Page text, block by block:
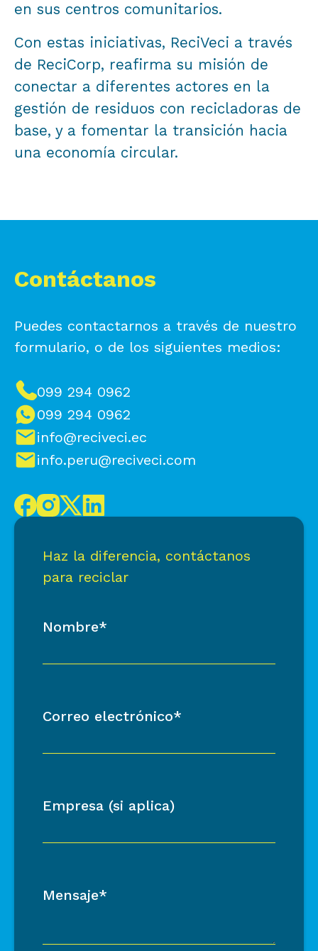
en sus centros comunitarios.
Con estas iniciativas, ReciVeci a través
de ReciCorp, reafirma su misión de
conectar a diferentes actores en la
gestión de residuos con recicladoras de
base, y a fomentar la transición hacia
una economía circular.
Contáctanos
Puedes contactarnos a través de nuestro
formulario, o de los siguientes medios:
099 294 0962
099 294 0962
info@reciveci.ec
info.peru@reciveci.com
Haz la diferencia, contáctanos
para reciclar
Nombre*
Correo electrónico*
Empresa (si aplica)
Mensaje*